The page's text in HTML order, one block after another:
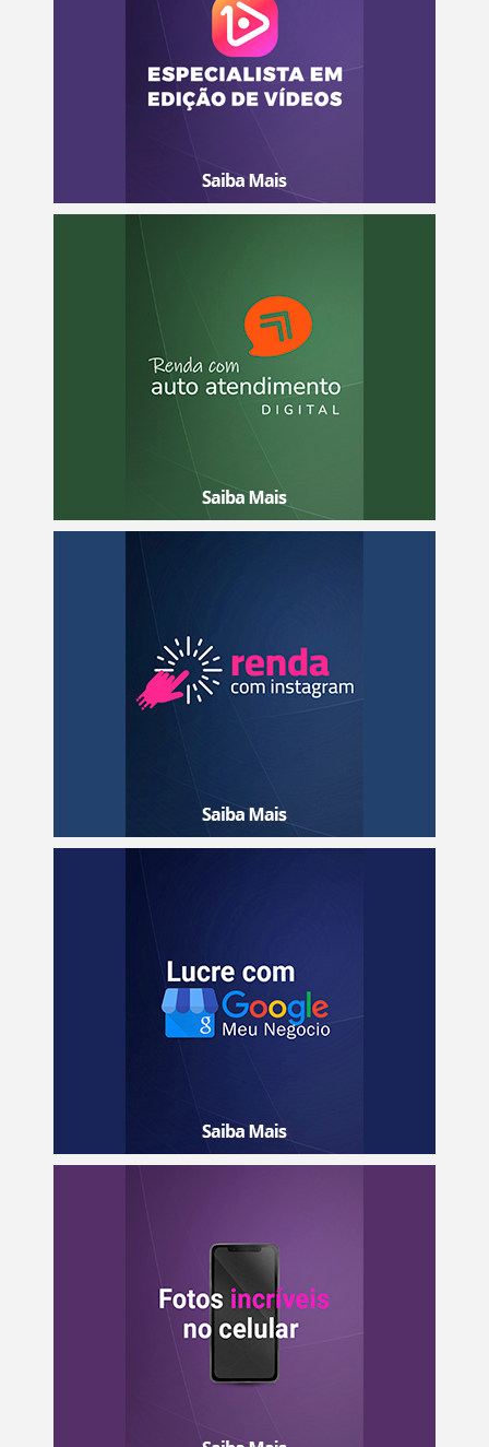
Transforme o seu celular em uma máquina de Gerar
Renda, criando e editando vídeos criativos para redes
sociais!
Saiba mais
Descubra uma das melhores profissões para ter uma
renda extra na internet com a nova profissão Digital do
Futuro: O Autoatendimento automatizado.
Saiba mais
Fature de 2 a 4 mil reais todos os meses gerindo perfis
do Instagram apenas com o seu celular! Um passo a
passo completo para você aprender a gerar uma nova
renda com Instagram em até 3 meses!
Aprenda a colocar o seu negócio e de seus clientes no
topo do maior site de pesquisas do mundo em menos
de 60 minutos e totalmente DE GRAÇA.
Saiba mais
Aprenda como utilizar o seu celular para criar fotos
incríveis de maneira simples e gerar mais vendas e
engajamento no seu perfil e de seus clientes.
Saiba mais